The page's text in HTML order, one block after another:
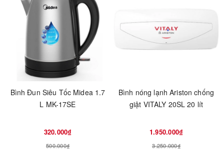
Bình Đun Siêu Tốc Midea 1.7
L MK-17SE
320.000₫
500.000₫
Bình nóng lạnh Ariston chống
giật VITALY 20SL 20 lít
1.950.000₫
3.250.000₫